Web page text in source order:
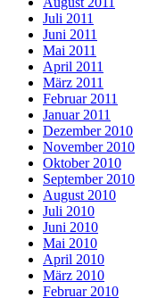
Juli 2011
Juni 2011
Mai 2011
April 2011
März 2011
Februar 2011
Januar 2011
Dezember 2010
November 2010
Oktober 2010
September 2010
August 2010
Juli 2010
Juni 2010
Mai 2010
April 2010
März 2010
Februar 2010